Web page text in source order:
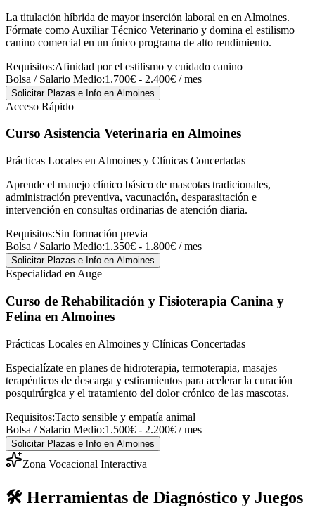
La titulación híbrida de mayor inserción laboral en en Almoines.
Fórmate como Auxiliar Técnico Veterinario y domina el estilismo
canino comercial en un único programa de alto rendimiento.
Requisitos:Afinidad por el estilismo y cuidado canino
Bolsa / Salario Medio:1.700€ - 2.400€ / mes
Solicitar Plazas e Info en Almoines
Acceso Rápido
Curso Asistencia Veterinaria en Almoines
Prácticas Locales en Almoines y Clínicas Concertadas
Aprende el manejo clínico básico de mascotas tradicionales,
administración preventiva, vacunación, desparasitación e
intervención en consultas ordinarias de atención diaria.
Requisitos:Sin formación previa
Bolsa / Salario Medio:1.350€ - 1.800€ / mes
Solicitar Plazas e Info en Almoines
Especialidad en Auge
Curso de Rehabilitación y Fisioterapia Canina y
Felina en Almoines
Prácticas Locales en Almoines y Clínicas Concertadas
Especialízate en planes de hidroterapia, termoterapia, masajes
terapéuticos de descarga y estiramientos para acelerar la curación
posquirúrgica y el tratamiento del dolor crónico de las mascotas.
Requisitos:Tacto sensible y empatía animal
Bolsa / Salario Medio:1.500€ - 2.200€ / mes
Solicitar Plazas e Info en Almoines
Zona Vocacional Interactiva
🛠️ Herramientas de Diagnóstico y Juegos